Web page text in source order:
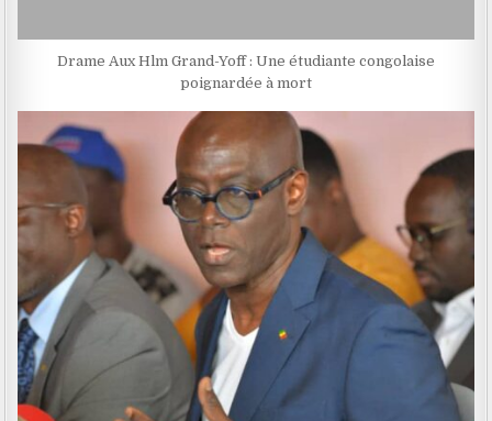
Drame Aux Hlm Grand-Yoff : Une étudiante congolaise
poignardée à mort